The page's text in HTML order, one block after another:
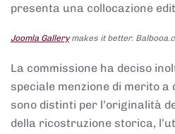
presenta una collocazione
Joomla Gallerymakes it better.
La commissione ha deciso
speciale menzione di merito
sono distinti per l’originalità
della ricostruzione storica,